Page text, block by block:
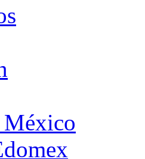
México